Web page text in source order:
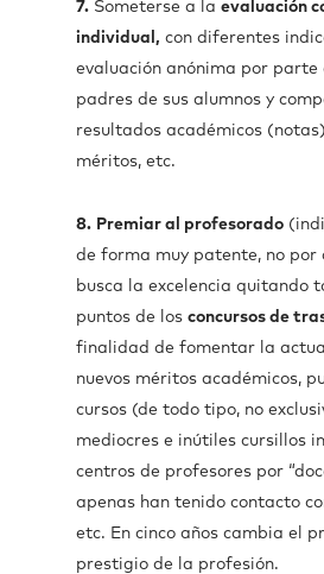
7. Someterse a la evaluación
individual, con diferentes
evaluación anónima por parte
padres de sus alumnos y
resultados académicos
méritos, etc.
8. Premiar al profesorado
de forma muy patente, no por
busca la excelencia quitando
puntos de los concursos de
finalidad de fomentar la
nuevos méritos académicos,
cursos (de todo tipo, no
mediocres e inútiles cursillos
centros de profesores por
apenas han tenido contacto
etc. En cinco años cambia el
prestigio de la profesión.